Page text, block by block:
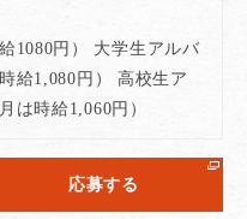
円） 大学生アルバ
給1,080円） 高校生ア
は時給1,060円）
応募する